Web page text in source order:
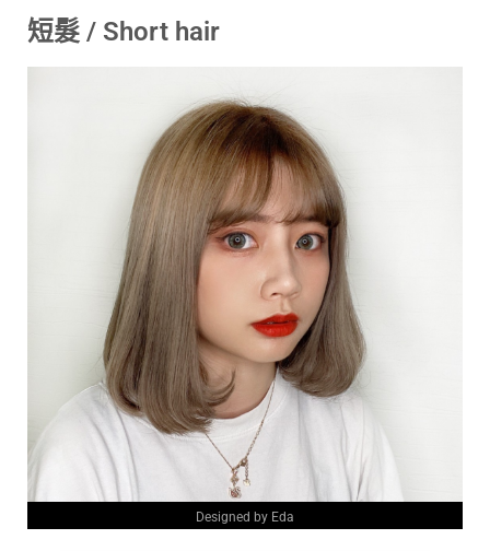
短髮 / Short hair
Designed by Eda